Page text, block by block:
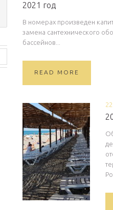
2021 год
В номерах произведен
замена сантехнического
бассейнов...
READ MORE